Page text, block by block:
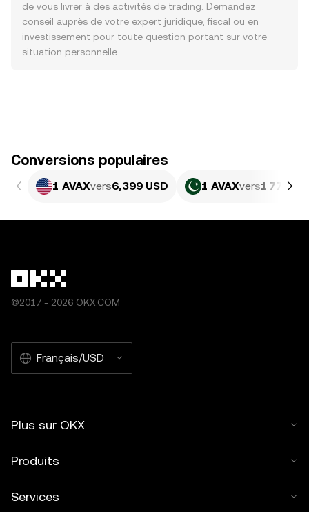
de vous livrer à des activités de trading. Demandez
conseil auprès de votre expert juridique, fiscal ou en
investissement pour toute question portant sur votre
situation personnelle.
Conversions populaires
1 AVAXvers6,399 USD 1 AVAXvers1 777,32
©2017 - 2026 OKX.COM
Français/USD
Plus sur OKX
Produits
Services